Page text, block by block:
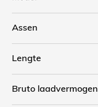
Assen
Lengte
Bruto laadvermogen